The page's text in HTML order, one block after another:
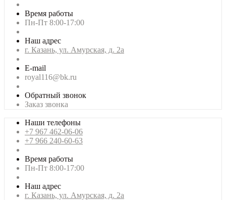
Время работы
Пн-Пт 8:00-17:00
Наш адрес
г. Казань, ул. Амурская, д. 2а
E-mail
royal116@bk.ru
Обратный звонок
Заказ звонка
Наши телефоны
+7 967 462-06-06
+7 966 240-60-63
Время работы
Пн-Пт 8:00-17:00
Наш адрес
г. Казань, ул. Амурская, д. 2а